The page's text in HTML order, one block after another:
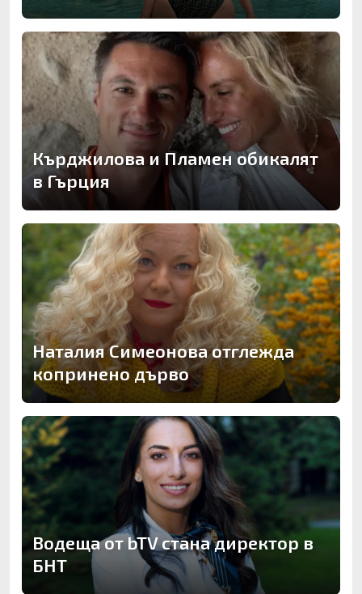
Кърджилова и Пламен обикалят
в Гърция
Наталия Симеонова отглежда
копринено дърво
Водеща от bTV стана директор в
БНТ